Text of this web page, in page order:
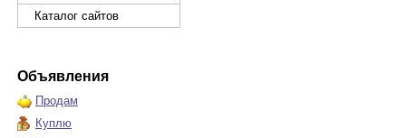
Каталог сайтов
Объявления
Продам
Куплю